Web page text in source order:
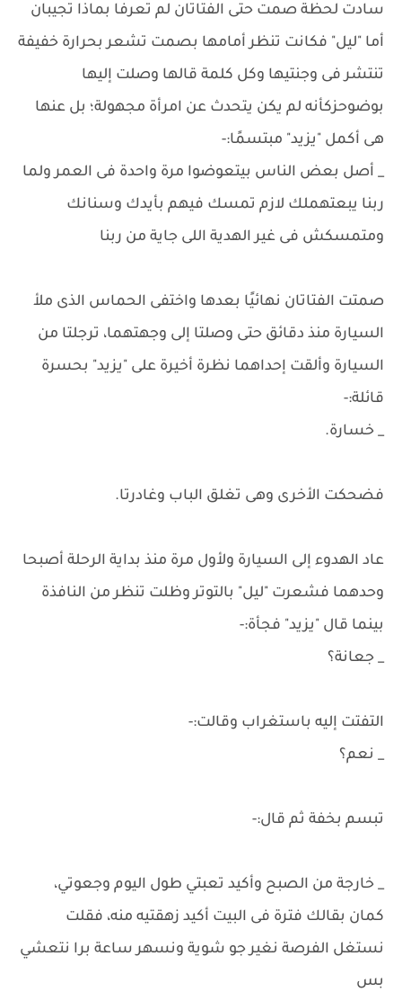
سادت لحظة صمت حتى الفتاتان لم تعرفا بماذا تجيبان
أما "ليل" فكانت تنظر أمامها بصمت تشعر بحرارة خفيفة
تنتشر فى وجنتيها وكل كلمة قالها وصلت إليها
بوضوحزكأنه لم يكن يتحدث عن امرأة مجهولة؛ بل عنها
هى أكمل "يزيد" مبتسمًا:-
_ أصل بعض الناس بيتعوضوا مرة واحدة فى العمر ولما
ربنا يبعتهملك لازم تمسك فيهم بأيدك وسنانك
ومتمسكش فى غير الهدية اللى جاية من ربنا
صمتت الفتاتان نهائيًا بعدها واختفى الحماس الذى ملأ
السيارة منذ دقائق حتى وصلتا إلى وجهتهما، ترجلتا من
السيارة وألقت إحداهما نظرة أخيرة على "يزيد" بحسرة
قائلة:-
_ خسارة.
فضحكت الأخرى وهى تغلق الباب وغادرتا.
عاد الهدوء إلى السيارة ولأول مرة منذ بداية الرحلة أصبحا
وحدهما فشعرت "ليل" بالتوتر وظلت تنظر من النافذة
بينما قال "يزيد" فجأة:-
_ جعانة؟
التفتت إليه باستغراب وقالت:-
_ نعم؟
تبسم بخفة ثم قال:-
_ خارجة من الصبح وأكيد تعبتي طول اليوم وجعوتي،
كمان بقالك فترة فى البيت أكيد زهقتيه منه، فقلت
نستغل الفرصة نغير جو شوية ونسهر ساعة برا نتعشي
بس